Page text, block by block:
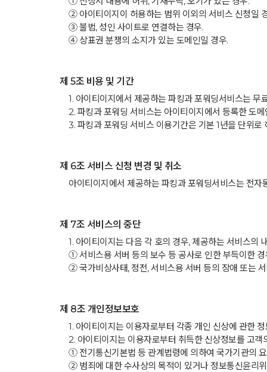
② 아이티이지이 허용하는 범위 이외의 서비스 신청일
③ 불법, 성인 사이트로 연결하는 경우.
④ 상표권 분쟁의 소지가 있는 도메인일 경우.
제 5조 비용 및 기간
1. 아이티이지에서 제공하는 파킹과 포워딩서비스는 무
2. 파킹과 포워딩 서비스는 아이티이지에서 등록한 도
3. 파킹과 포워딩 서비스 이용기간은 기본 1년을 단위
제 6조 서비스 신청 변경 및 취소
아이티이지에서 제공하는 파킹과 포워딩서비스는 전
제 7조 서비스의 중단
1. 아이티이지는 다음 각 호의 경우, 제공하는 서비스의
① 서비스용 서버 등의 보수 등 공사로 인한 부득이한
② 국가비상사태, 정전, 서비스용 서버 등의 장애 또는
제 8조 개인정보보호
1. 아이티이지는 이용자로부터 각종 개인 신상에 관한
2. 아이티이지는 이용자로부터 취득한 신상정보를 고
① 전기통신기본법 등 관계법령에 의하여 국가기관의
② 범죄에 대한 수사상의 목적이 있거나 정보통신윤리